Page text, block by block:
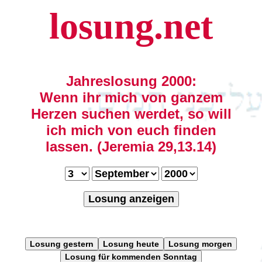
losung.net
Jahreslosung 2000:
Wenn ihr mich von ganzem
Herzen suchen werdet, so will
ich mich von euch finden
lassen. (Jeremia 29,13.14)
Losung anzeigen
Losung gestern Losung heute
Losung morgen
Losung für kommenden Sonntag